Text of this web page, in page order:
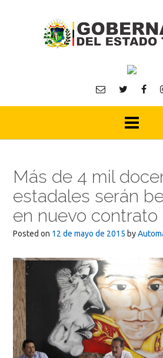
Más de 4 mil
estadales serán
en nuevo
Posted on 12 de mayo de 2015 by